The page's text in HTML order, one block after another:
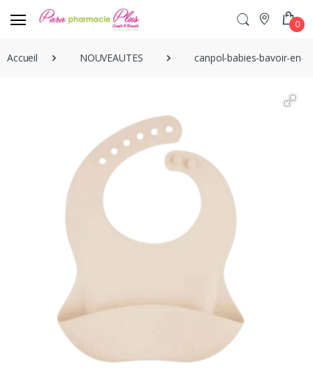
0
Accueil NOUVEAUTES canpol-babies-bavoir-en-